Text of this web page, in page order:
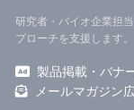
連ねてい
研究者・バイオ企業担
プローチを支援します。
製品掲載・バナ
メールマガジン